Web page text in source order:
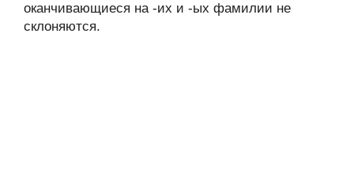
оканчивающиеся на -их и -ых фамилии не
склоняются.